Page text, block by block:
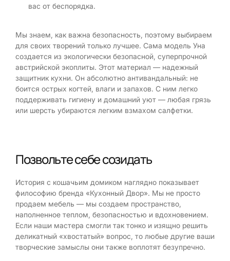
вас от беспорядка.
Мы знаем, как важна безопасность, поэтому выбираем
для своих творений только лучшее. Сама модель Уна
создается из экологически безопасной, суперпрочной
австрийской экоплиты. Этот материал — надежный
защитник кухни. Он абсолютно антивандальный: не
боится острых когтей, влаги и запахов. С ним легко
поддерживать гигиену и домашний уют — любая грязь
или шерсть убираются легким взмахом салфетки.
Позвольте себе созидать
История с кошачьим домиком наглядно показывает
философию бренда «Кухонный Двор». Мы не просто
продаем мебель — мы создаем пространство,
наполненное теплом, безопасностью и вдохновением.
Если наши мастера смогли так тонко и изящно решить
деликатный «хвостатый» вопрос, то любые другие ваши
творческие замыслы они также воплотят безупречно.